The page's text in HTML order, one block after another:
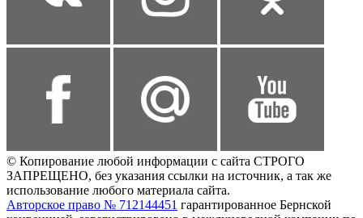
© Копирование любой информации с сайта СТРОГО
ЗАПРЕЩЕНО, без указания ссылки на источник, а так же
использование любого материала сайта.
Авторское право № 712144451 гарантированное Бернской